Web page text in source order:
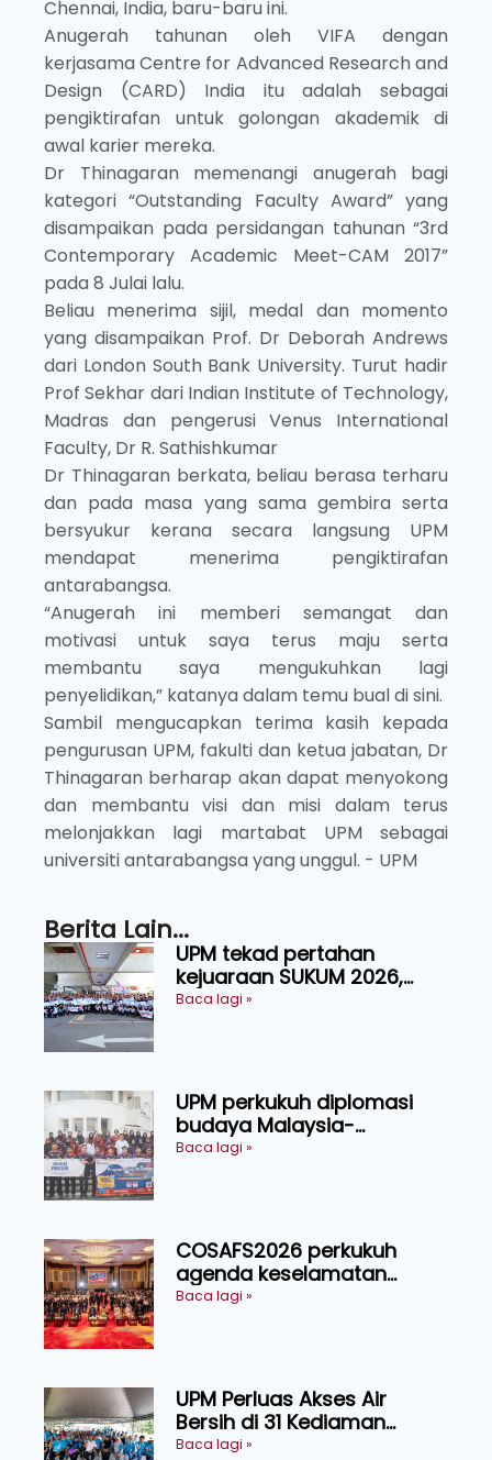
Chennai, India, baru-baru ini.
Anugerah tahunan oleh VIFA dengan
kerjasama Centre for Advanced Research and
Design (CARD) India itu adalah sebagai
pengiktirafan untuk golongan akademik di
awal karier mereka.
Dr Thinagaran memenangi anugerah bagi
kategori “Outstanding Faculty Award” yang
disampaikan pada persidangan tahunan “3rd
Contemporary Academic Meet-CAM 2017”
pada 8 Julai lalu.
Beliau menerima sijil, medal dan momento
yang disampaikan Prof. Dr Deborah Andrews
dari London South Bank University. Turut hadir
Prof Sekhar dari Indian Institute of Technology,
Madras dan pengerusi Venus International
Faculty, Dr R. Sathishkumar
Dr Thinagaran berkata, beliau berasa terharu
dan pada masa yang sama gembira serta
bersyukur kerana secara langsung UPM
mendapat menerima pengiktirafan
antarabangsa.
“Anugerah ini memberi semangat dan
motivasi untuk saya terus maju serta
membantu saya mengukuhkan lagi
penyelidikan,” katanya dalam temu bual di sini.
Sambil mengucapkan terima kasih kepada
pengurusan UPM, fakulti dan ketua jabatan, Dr
Thinagaran berharap akan dapat menyokong
dan membantu visi dan misi dalam terus
melonjakkan lagi martabat UPM sebagai
universiti antarabangsa yang unggul. - UPM
Berita Lain...
UPM tekad pertahan
kejuaraan SUKUM 2026,
sasar 16 pingat emas
Baca lagi »
UPM perkukuh diplomasi
budaya Malaysia-
Indonesia melalui Narasi
Baca lagi »
COSAFS2026 perkukuh
agenda keselamatan
makanan, AgriHub pacu
Baca lagi »
UPM Perluas Akses Air
Bersih di 31 Kediaman
Orang Asli Tasik Chini
Baca lagi »